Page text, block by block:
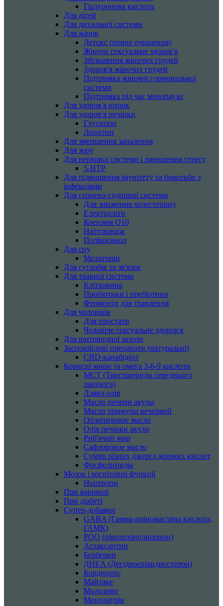
Гіалуронова кислота
Для дітей
Для дихальної системи
Для жінок
Детокс (повне очищення)
Жіноче сексуальне здоров'я
Збільшення жіночих грудей
Здоров'я жіночих грудей
Підтримка жіночої гормональної
системи
Підтримка під час менопаузи
Для здоров'я нирок
Для здоров'я печінки
Глутатіон
Лецитин
Для зменшення запалення
Для зору
Для нервової системи і зменшення стресу
5-HTP
Для підвищення імунітету та боротьби з
інфекціями
Для серцево-судинної системи
Для зниження холестерину
Електроліти
Коензим Q10
Наттокіназа
Полікосанол
Для сну
Мелатонін
Для суглобів та зв'язок
Для травної системи
Клітковина
Пробіотики і пребіотики
Ферменти для травлення
Для чоловіків
Для простати
Чоловіче сексуальне здоров'я
Для щитовидної залози
Заспокійливі препарати (натуральні)
CBD-канабідіол
Корисні жири та омега 3-6-9 кислоти
MCT (Тригліцериди середнього
ланцюга)
Лляна олія
Масло печени акулы
Масло примулы вечерней
Облепиховое масло
Олія печінки акули
Риб'ячий жир
Сафлоровое масло
Суміш різних джерел жирних кислот
Фосфолипиды
Мозок і когнітивні функції
Ноотропи
При варикозі
При діабеті
Супер-добавки
GABA (Гамма-аміномасляна кислота,
ГАМК)
PQQ (піролохінолінхінон)
Астаксантин
Берберин
ДНЕА (Дегідроепіандростерон)
Кордицепс
Майтаке
Молозиво
Монолаурін